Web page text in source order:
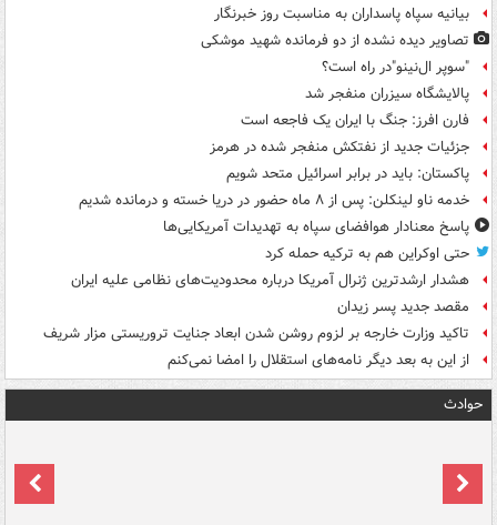
بیانیه سپاه پاسداران به مناسبت روز خبرنگار
تصاویر دیده‌ نشده از دو فرمانده شهید موشکی
"سوپر ال‌نینو"در راه است؟
پالایشگاه سیزران منفجر شد
فارن افرز: جنگ با ایران یک فاجعه است
جزئیات جدید از نفتکش منفجر شده در هرمز
پاکستان: باید در برابر اسرائیل متحد شویم
خدمه ناو لینکلن: پس از ۸ ماه حضور در دریا خسته و درمانده‌ شدیم
پاسخ معنادار هوافضای سپاه به تهدیدات آمریکایی‌ها
حتی اوکراین هم به ترکیه حمله کرد
هشدار ارشدترین ژنرال آمریکا درباره محدودیت‌های نظامی علیه ایران
مقصد جدید پسر زیدان
تاکید وزارت خارجه بر لزوم روشن شدن ابعاد جنایت تروریستی مزار شریف
از این به بعد دیگر نامه‌های استقلال را امضا نمی‌کنم
حوادث